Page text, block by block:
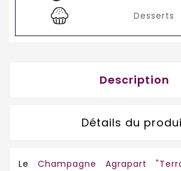
Desserts
Description
Détails du
Le Champagne Agrapart